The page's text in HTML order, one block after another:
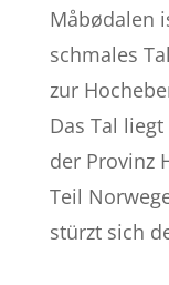
Måbødalen
schmales
zur
Das Tal
der Provinz
Teil
stürzt sich